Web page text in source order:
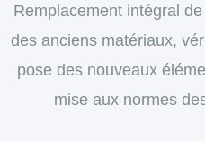
Remplacement intégral
des anciens matériaux,
pose des nouveaux
mise aux normes